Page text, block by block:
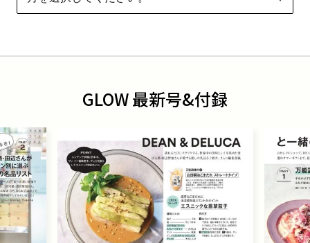
GLOW 最新号&付録